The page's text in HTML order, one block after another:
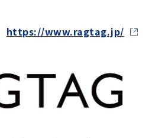
https://www.ragtag.jp/